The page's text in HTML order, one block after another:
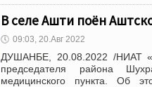
В селе Ашти поён
🕔 09:03, 20.Авг 2022
ДУШАНБЕ, 20.08.2022 /НИАТ
председателя района
медицинского пункта. Об